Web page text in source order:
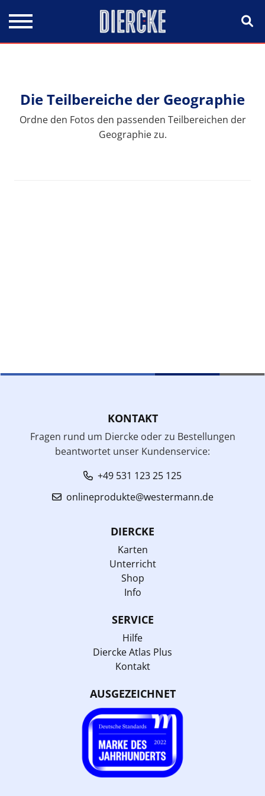
Die Teilbereiche der Geographie
Ordne den Fotos den passenden Teilbereichen der
Geographie zu.
KONTAKT
Fragen rund um Diercke oder zu Bestellungen
beantwortet unser Kundenservice:
+49 531 123 25 125
onlineprodukte@westermann.de
DIERCKE
Karten
Unterricht
Shop
Info
SERVICE
Hilfe
Diercke Atlas Plus
Kontakt
AUSGEZEICHNET